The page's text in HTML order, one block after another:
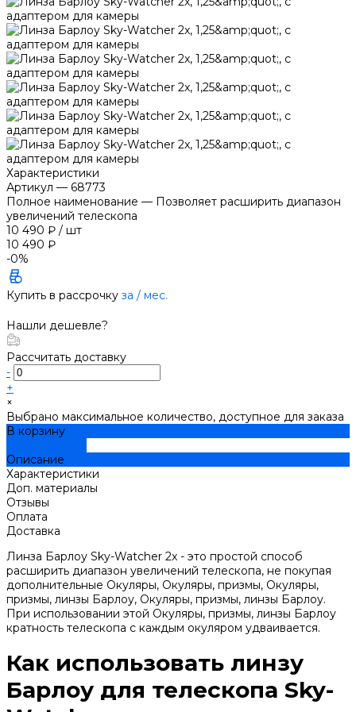
Характеристики
Артикул — 68773
Полное наименование — Позволяет расширить диапазон
увеличений телескопа
10 490 ₽ / шт
10 490 ₽
-0%
Купить в рассрочку за / мес.
Нашли дешевле?
Рассчитать доставку
-
+
×
Выбрано максимальное количество, доступное для заказа
В корзину
Описание
Характеристики
Доп. материалы
Отзывы
Оплата
Доставка
Линза Барлоу Sky-Watcher 2x - это простой способ
расширить диапазон увеличений телескопа, не покупая
дополнительные Окуляры, Окуляры, призмы, Окуляры,
призмы, линзы Барлоу, Окуляры, призмы, линзы Барлоу.
При использовании этой Окуляры, призмы, линзы Барлоу
кратность телескопа с каждым окуляром удваивается.
Как использовать линзу
Барлоу для телескопа Sky-